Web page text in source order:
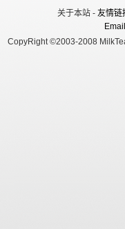
关于本站 - 友情链
CopyRight ©2003-2008